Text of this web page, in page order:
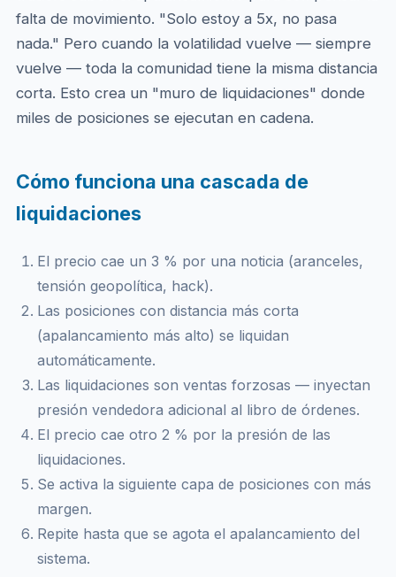
falta de movimiento. "Solo estoy a 5x, no pasa
nada." Pero cuando la volatilidad vuelve — siempre
vuelve — toda la comunidad tiene la misma distancia
corta. Esto crea un "muro de liquidaciones" donde
miles de posiciones se ejecutan en cadena.
Cómo funciona una cascada de
liquidaciones
El precio cae un 3 % por una noticia (aranceles,
tensión geopolítica, hack).
Las posiciones con distancia más corta
(apalancamiento más alto) se liquidan
automáticamente.
Las liquidaciones son ventas forzosas — inyectan
presión vendedora adicional al libro de órdenes.
El precio cae otro 2 % por la presión de las
liquidaciones.
Se activa la siguiente capa de posiciones con más
margen.
Repite hasta que se agota el apalancamiento del
sistema.